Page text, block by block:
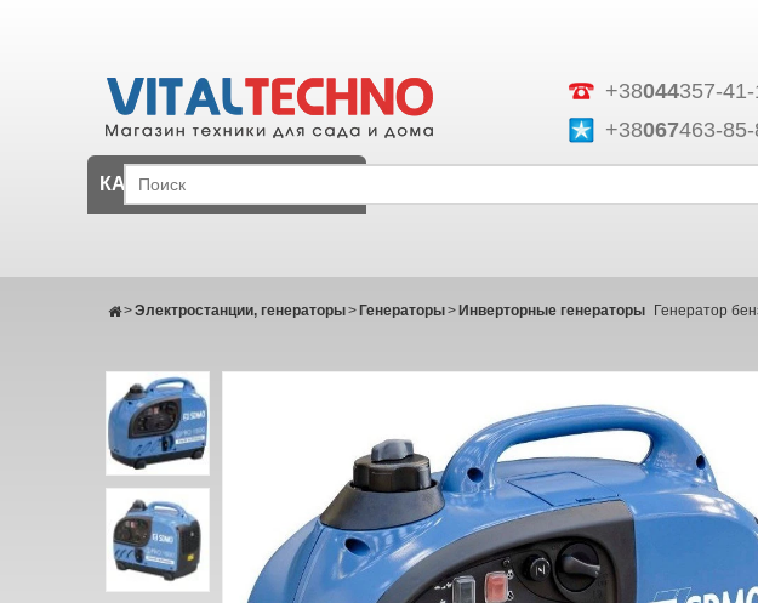
+38044357-
+38067463-
КАТАЛОГ
Электростанции, генераторы
> Генераторы
> Инверторные генераторы
> Генератор